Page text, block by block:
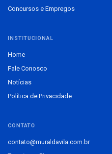
Concursos e Empregos
INSTITUCIONAL
Home
Fale Conosco
Notícias
Política de Privacidade
CONTATO
contato@muraldavila.com.br